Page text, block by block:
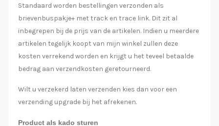
Standaard worden bestellingen verzonden als
brievenbuspakje+ met track en trace link. Dit zit al
inbegrepen bij de prijs van de artikelen. Indien u meerdere
artikelen tegelijk koopt van mijn winkel zullen deze
kosten verrekend worden en krijgt u het teveel betaalde
bedrag aan verzendkosten geretourneerd.
Wilt u verzekerd laten verzenden kies dan voor een
verzending upgrade bij het afrekenen.
Product als kado sturen